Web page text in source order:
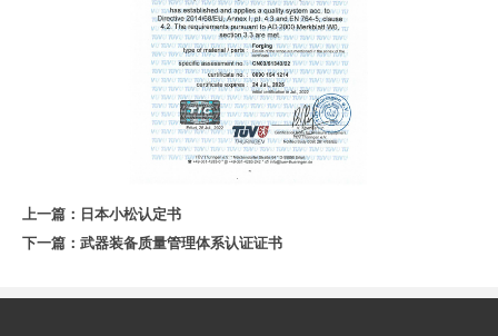
上一篇： 日本小松认定书
下一篇： 武器装备质量管理体系认证证书